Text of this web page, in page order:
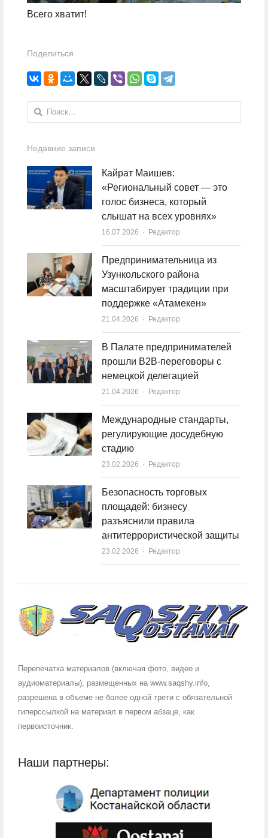
Всего хватит!
Поделиться
Найти:
Недавние записи
Кайрат Маишев:
«Региональный совет — это
голос бизнеса, который
слышат на всех уровнях»
16.07.2026 Author
Редактор
Предпринимательница из
Узункольского района
масштабирует традиции при
поддержке «Атамекен»
21.04.2026 Author
Редактор
В Палате предпринимателей
прошли B2B-переговоры с
немецкой делегацией
21.04.2026 Author
Редактор
Международные стандарты,
регулирующие досудебную
стадию
23.02.2026 Author
Редактор
Безопасность торговых
площадей: бизнесу
разъяснили правила
антитеррористической защиты
23.02.2026 Author
Редактор
Перепечатка материалов (включая фото, видео и
аудиоматериалы), размещенных на www.saqshy.info,
разрешена в объеме не более одной трети с обязательной
гиперссылкой на материал в первом абзаце, как
первоисточник.
Наши партнеры: